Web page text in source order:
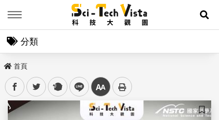
展
分類
首頁
facebooktwitter plurk line 中
儲存